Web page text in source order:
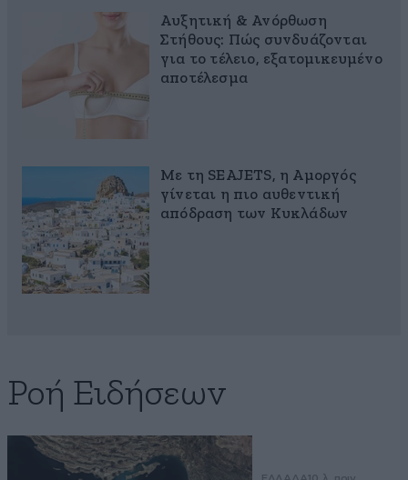
Αυξητική & Ανόρθωση
Στήθους: Πώς συνδυάζονται
για το τέλειο, εξατομικευμένο
αποτέλεσμα
Με τη SEAJETS, η Αμοργός
γίνεται η πιο αυθεντική
απόδραση των Κυκλάδων
Ροή Ειδήσεων